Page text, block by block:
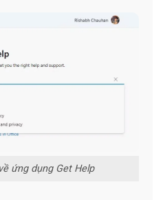
ứng dụng Get Help